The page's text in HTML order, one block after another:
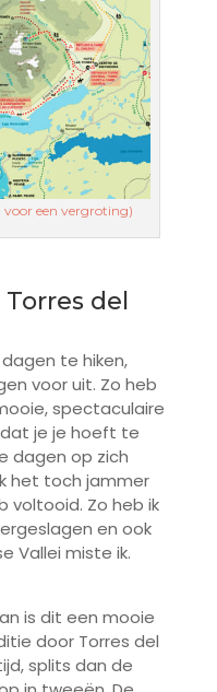
een vergroting)
del
te hiken,
voor uit. Zo heb
spectaculaire
je je hoeft te
dagen op zich
het toch jammer
voltooid. Zo heb ik
en ook
Vallei miste ik.
is dit een mooie
door Torres del
splits dan de